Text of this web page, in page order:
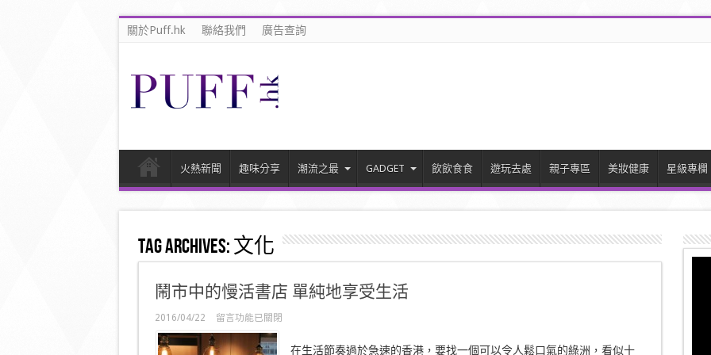
關於Puff.hk 聯絡我們 廣告查詢
火熱新聞 趣味分享 潮流之最 GADGET 飲飲食食 遊玩去處 親子專區 美妝健康 星級專欄
Tag Archives:文化
鬧市中的慢活書店 單純地享受生活
2016/04/22
在
〈鬧
市
留言功能已關閉
在生活節奏過於急速的香港，要找一個可以令人鬆口氣的綠洲，看似十